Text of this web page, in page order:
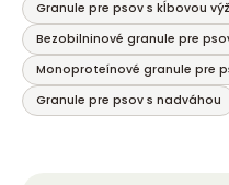
Granule pre psov s kĺbovou
Bezobilninové granule pre
Monoproteínové granule pre
Granule pre psov s nadváhou